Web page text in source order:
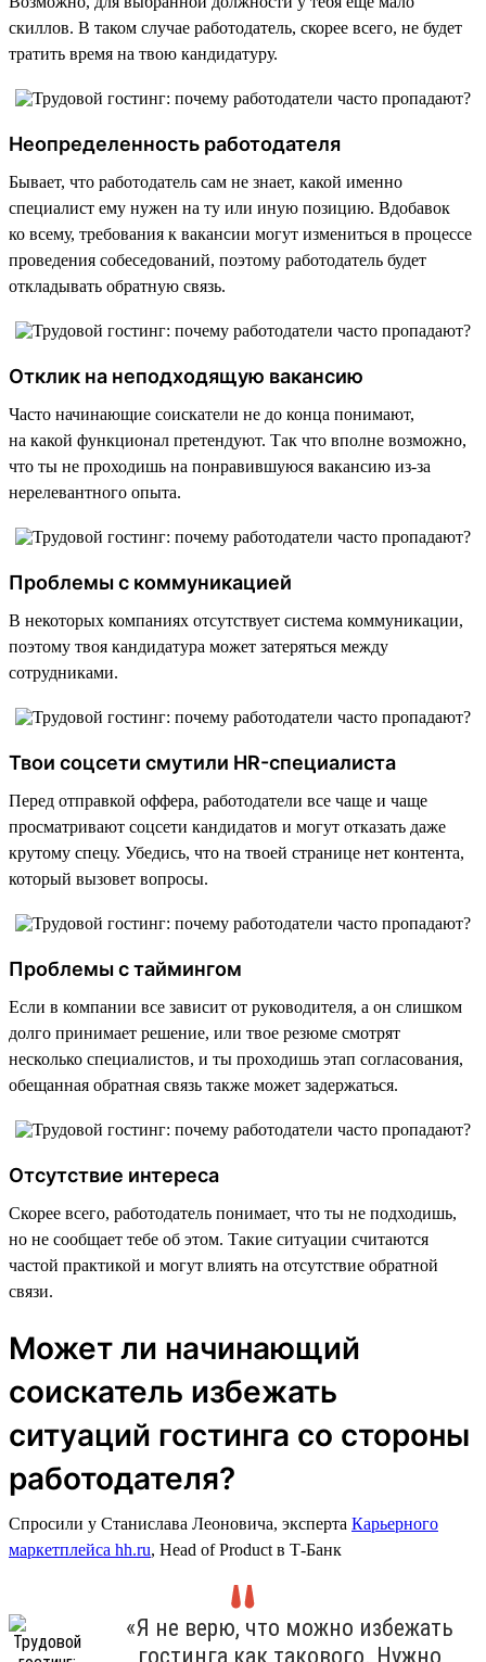
скиллов. В таком случае работодатель, скорее всего, не будет
тратить время на твою кандидатуру.
Неопределенность работодателя
Бывает, что работодатель сам не знает, какой именно
специалист ему нужен на ту или иную позицию. Вдобавок
ко всему, требования к вакансии могут измениться в процессе
проведения собеседований, поэтому работодатель будет
откладывать обратную связь.
Отклик на неподходящую вакансию
Часто начинающие соискатели не до конца понимают,
на какой функционал претендуют. Так что вполне возможно,
что ты не проходишь на понравившуюся вакансию из-за
нерелевантного опыта.
Проблемы с коммуникацией
В некоторых компаниях отсутствует система коммуникации,
поэтому твоя кандидатура может затеряться между
сотрудниками.
Твои соцсети смутили HR-специалиста
Перед отправкой оффера, работодатели все чаще и чаще
просматривают соцсети кандидатов и могут отказать даже
крутому спецу. Убедись, что на твоей странице нет контента,
который вызовет вопросы.
Проблемы с таймингом
Если в компании все зависит от руководителя, а он слишком
долго принимает решение, или твое резюме смотрят
несколько специалистов, и ты проходишь этап согласования,
обещанная обратная связь также может задержаться.
Отсутствие интереса
Скорее всего, работодатель понимает, что ты не подходишь,
но не сообщает тебе об этом. Такие ситуации считаются
частой практикой и могут влиять на отсутствие обратной
связи.
Может ли начинающий
соискатель избежать
ситуаций гостинга со стороны
работодателя?
Спросили у Станислава Леоновича, эксперта Карьерного
маркетплейса hh.ru, Head of Product в Т-Банк
«Я не верю, что можно избежать
гостинга как такового. Нужно